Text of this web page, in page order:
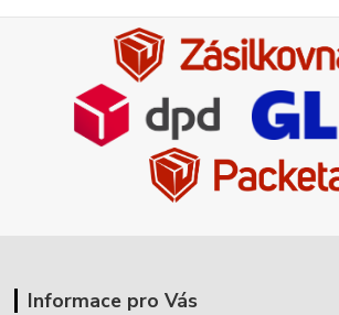
Informace pro Vás